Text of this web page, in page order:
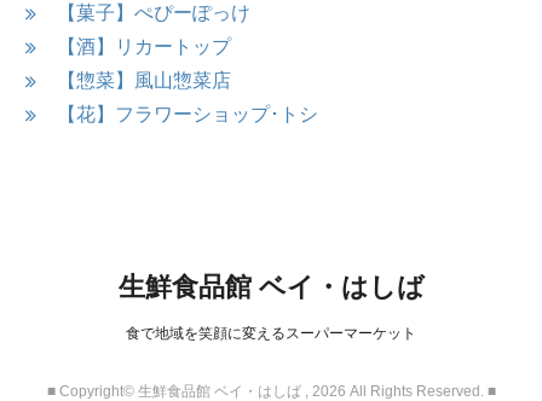
【菓子】ぺぴーぽっけ
【酒】リカートップ
【惣菜】風山惣菜店
【花】フラワーショップ･トシ
生鮮食品館 ベイ・はしば
食で地域を笑顔に変えるスーパーマーケット
■Copyright© 生鮮食品館 ベイ・はしば , 2026 All Rights Reserved. ■